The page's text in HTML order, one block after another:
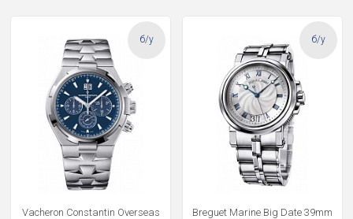
б/у
Vacheron Constantin Overseas
б/у
Breguet Marine Big Date 39mm